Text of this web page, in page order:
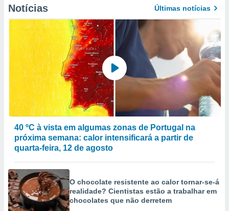
Notícias Últimas notícias
40 ºC à vista em algumas zonas de Portugal na
próxima semana: calor intensificará a partir de
quarta-feira, 12 de agosto
O chocolate resistente ao calor tornar-se-á
realidade? Cientistas estão a trabalhar em
chocolates que não derretem